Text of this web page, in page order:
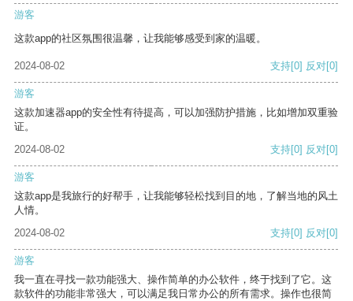
游客
这款app的社区氛围很温馨，让我能够感受到家的温暖。
2024-08-02 支持[0] 反对[0]
游客
这款加速器app的安全性有待提高，可以加强防护措施，比如增加双重验
证。
2024-08-02
支持[0] 反对[0]
游客
这款app是我旅行的好帮手，让我能够轻松找到目的地，了解当地的风土
人情。
2024-08-02
支持[0] 反对[0]
游客
我一直在寻找一款功能强大、操作简单的办公软件，终于找到了它。这
款软件的功能非常强大，可以满足我日常办公的所有需求。操作也很简